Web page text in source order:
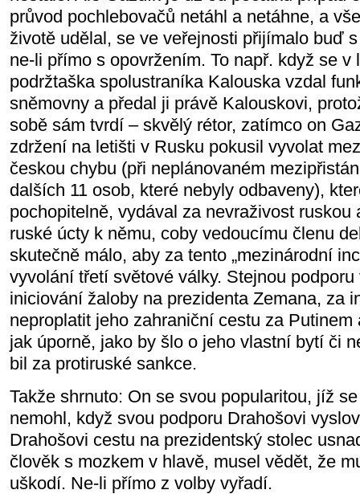
průvod pochlebovačů netáhl a netáhne, a
životě udělal, se ve veřejnosti přijímalo buď
ne-li přímo s opovržením. To např. když se v
podržtaška spolustraníka Kalouska vzdal
sněmovny a předal ji právě Kalouskovi,
sobě sám tvrdí – skvělý rétor, zatímco on
zdržení na letišti v Rusku pokusil vyvolat
českou chybu (při neplánovaném
dalších 11 osob, které nebyly odbaveny),
pochopitelně, vydával za nevraživost ruskou
ruské úcty k němu, coby vedoucímu členu
skutečně málo, aby za tento „mezinárodní
vyvolání třetí světové války. Stejnou
iniciování žaloby na prezidenta Zemana, za
neproplatit jeho zahraniční cestu za
jak úporně, jako by šlo o jeho vlastní bytí či
bil za protiruské sankce.
Takže shrnuto: On se svou popularitou, jíž
nemohl, když svou podporu Drahošovi
Drahošovi cestu na prezidentský stolec
člověk s mozkem v hlavě, musel vědět, že
uškodí. Ne-li přímo z volby vyřadí.